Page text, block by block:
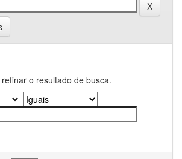
o resultado de busca.